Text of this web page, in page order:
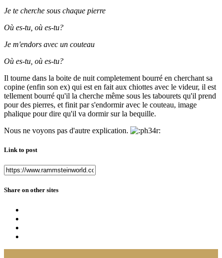
Je te cherche sous chaque pierre
Où es-tu, où es-tu?
Je m'endors avec un couteau
Où es-tu, où es-tu?
Il tourne dans la boite de nuit completement bourré en cherchant sa
copine (enfin son ex) qui est en fait aux chiottes avec le videur, il est
tellement bourré qu'il la cherche même sous les tabourets qu'il prend
pour des pierres, et finit par s'endormir avec le couteau, image
phalique pour dire qu'il va dormir sur la bequille.
Nous ne voyons pas d'autre explication.
Link to post
Share on other sites